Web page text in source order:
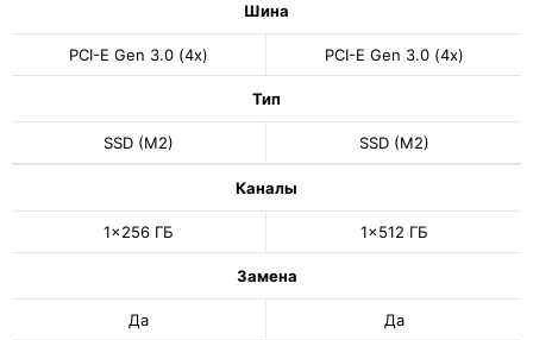
Шина
PCI-E Gen 3.0 (4x) PCI-E Gen 3.0 (4x)
Тип
SSD (M2) SSD (M2)
Каналы
1x256 ГБ 1x512 ГБ
Замена
Да Да